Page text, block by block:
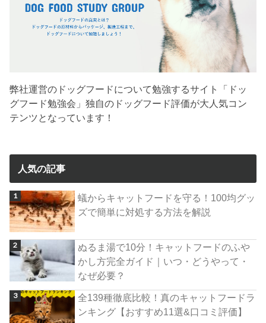
弊社運営のドッグフードについて勉強するサイト「ドッ
グフード勉強会」独自のドッグフード評価が大人気コン
テンツとなっています！
人気の記事
蟻からキャットフードを守る！100均グッ
ズで簡単に対処する方法を解説
ぬるま湯で10分！キャットフードのふや
かし方完全ガイド｜いつ・どうやって・
なぜ必要？
全139種徹底比較！真のキャットフードラ
ンキング【おすすめ11選&口コミ評価】